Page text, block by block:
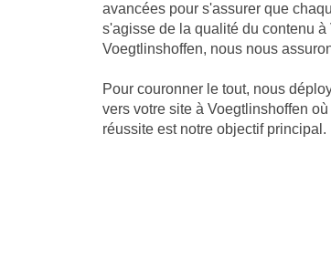
avancées pour s'assurer que
s'agisse de la qualité du contenu
Voegtlinshoffen, nous nous
Pour couronner le tout, nous
vers votre site à Voegtlinshoffen
réussite est notre objectif principal.